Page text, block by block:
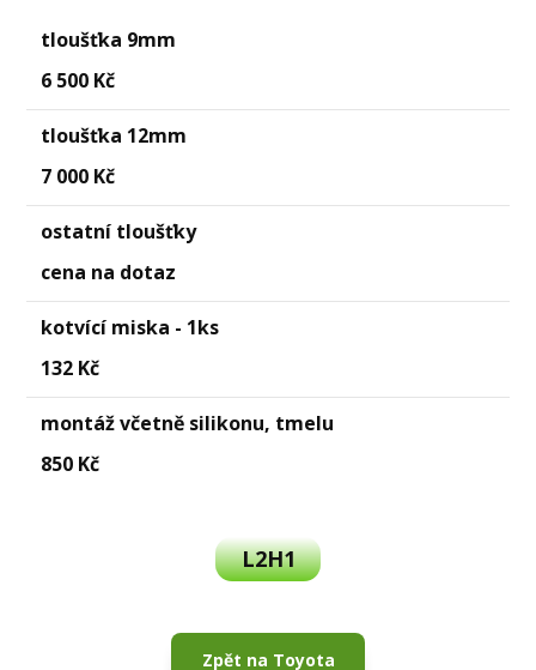
tloušťka 9mm
6 500 Kč
tloušťka 12mm
7 000 Kč
ostatní tloušťky
cena na dotaz
kotvící miska - 1ks
132 Kč
montáž včetně silikonu, tmelu
850 Kč
L2H1
Zpět na Toyota